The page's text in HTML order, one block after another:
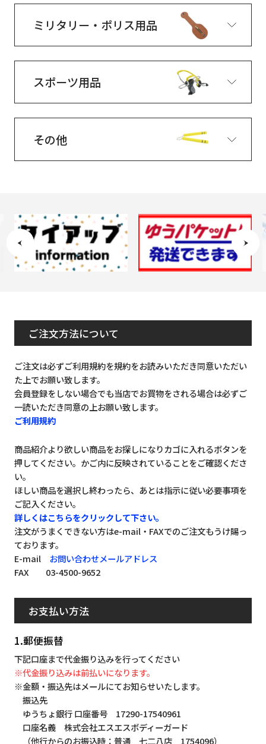
ミリタリー・ポリス用品
スポーツ用品
その他
ご注文方法について
ご注文は必ずご利用規約を規約をお読みいただき同意いただい
た上でお願い致します。
会員登録をしない場合でも当店でお買物をされる場合は必ずご
一読いただき同意の上お願い致します。
ご利用規約
商品紹介より欲しい商品をお探しになりカゴに入れるボタンを
押してください。かご内に反映されていることをご確認くださ
い。
ほしい商品を選択し終わったら、あとは指示に従い必要事項を
ご記入ください。
詳しくはこちらをクリックして下さい。
注文がうまくできない方はe-mail・FAXでのご注文もうけ賜っ
ております。
E-mail お問い合わせメールアドレス
FAX 03-4500-9652
お支払い方法
1.郵便振替
下記口座まで代金振り込みを行ってください
※代金振り込みは前払いになります。
※金額・振込先はメールにてお知らせいたします。
振込先
ゆうちょ銀行 口座番号 17290-17540961
口座名義 株式会社エスエスボディーガード
（他行からのお振込時：普通 七二八店 1754096）